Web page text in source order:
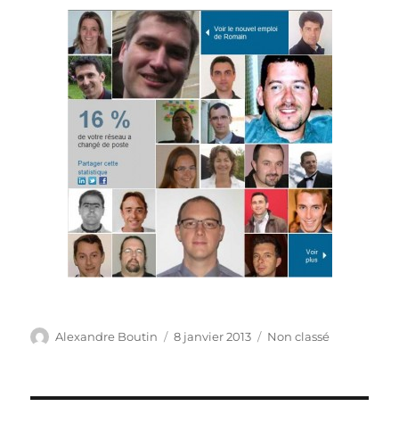
Auteur
Alexandre Boutin
Publié
8 janvier 2013 Catégories
Non classé